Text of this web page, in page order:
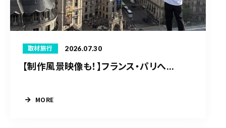
取材旅行 2026.07.30
【制作風景映像も！】フランス・パリへ...
MORE